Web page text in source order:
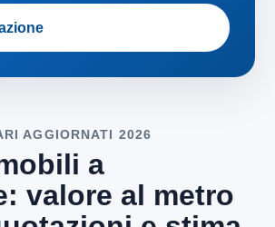
AGGIORNATI 2026
a
valore al metro